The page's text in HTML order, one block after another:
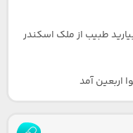
طبیب از ملک اسکندر
اربعین آمد